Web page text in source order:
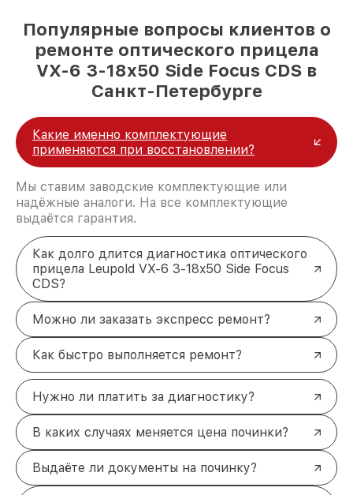
Популярные вопросы клиентов о
ремонте оптического прицела
VX-6 3-18x50 Side Focus CDS в
Санкт-Петербурге
Какие именно комплектующие
применяются при восстановлении?
Мы ставим заводские комплектующие или
надёжные аналоги. На все комплектующие
выдаётся гарантия.
Как долго длится диагностика оптического
прицела Leupold VX-6 3-18x50 Side Focus
CDS?
Можно ли заказать экспресс ремонт?
Как быстро выполняется ремонт?
Нужно ли платить за диагностику?
В каких случаях меняется цена починки?
Выдаёте ли документы на починку?